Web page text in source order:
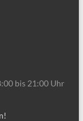
bis 21:00 Uhr